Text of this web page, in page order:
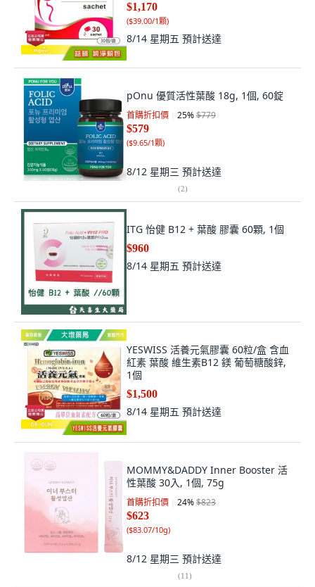
$1,170
($39.00/1顆)
8/14 星期五 預計送達
pOnu 優質活性葉酸 18g, 1個, 60錠
首購折扣價 25%$779
$579
($9.65/1顆)
8/12 星期三 預計送達
(2)
ITG 怡健 B12 + 葉酸 膠囊 60顆, 1個
$960
8/14 星期五 預計送達
YESWISS 活養元氣膠囊 60粒/盒 含血
紅素 葉酸 維生素B12 鎂 葡萄糖酸鋅,
1個
$1,500
8/14 星期五 預計送達
MOMMY&DADDY Inner Booster 活
性葉酸 30入, 1個, 75g
首購折扣價 24%$823
$623
($83.07/10g)
8/12 星期三 預計送達
(11)